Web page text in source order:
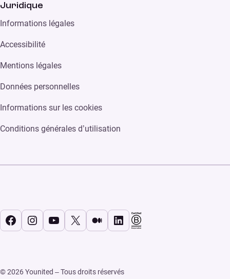
Juridique
Informations légales
Accessibilité
Mentions légales
Données personnelles
Informations sur les cookies
Conditions générales d’utilisation
© 2026 Younited – Tous droits réservés
Facebook
Instagram
YouTube
X Medium
LinkedIn